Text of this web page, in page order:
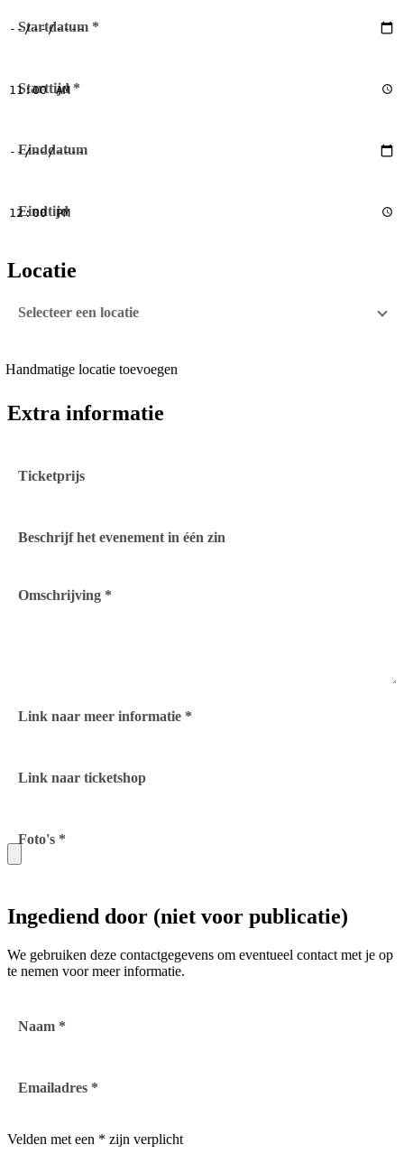
Startdatum *
Starttijd *
Einddatum
Eindtijd
Locatie
Selecteer een locatie
Handmatige locatie toevoegen
Extra informatie
Ticketprijs
Beschrijf het evenement in één zin
Omschrijving *
Link naar meer informatie *
Link naar ticketshop
Foto's *
Ingediend door (niet voor publicatie)
We gebruiken deze contactgegevens om eventueel contact met je op
te nemen voor meer informatie.
Naam *
Emailadres *
Velden met een * zijn verplicht